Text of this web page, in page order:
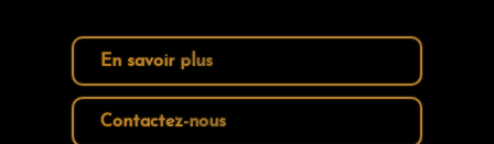
En savoir plus
Contactez-nous